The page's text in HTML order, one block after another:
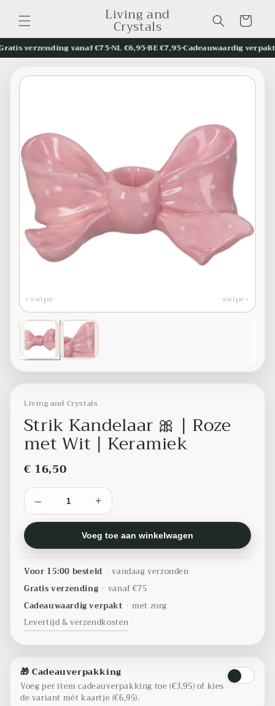
naar de
content Living and
Crystals Winkelwagen
verzending vanaf €75•NL €6,95•BE €7,95•Cadeauwaardig verpakt•
‹ swipe swipe ›
Living and Crystals
Strik Kandelaar 🎀 | Roze
met Wit | Keramiek
€ 16,50
– +
Voeg toe aan winkelwagen
Voor 15:00 besteld • vandaag verzonden
Gratis verzending • vanaf €75
Cadeauwaardig verpakt • met zorg
Levertijd & verzendkosten
🎁 Cadeauverpakking
Voeg per item cadeauverpakking toe (€3,95) of kies
de variant mét kaartje (€6,95).